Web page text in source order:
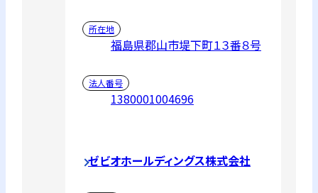
所在地
福島県郡山市堤下町１３番８号
法人番号
1380001004696
ゼビオホールディングス株式会社